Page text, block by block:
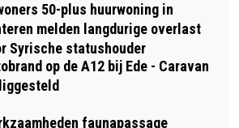
50-plus huurwoning in
melden langdurige overlast
Syrische statushouder
op de A12 bij Ede - Caravan
faunapassage